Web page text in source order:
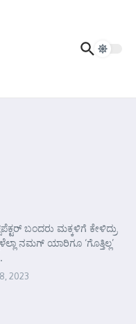
ಬಂದರು ಮಕ್ಕಳಿಗೆ ಕೇಳಿದ್ರು
ನಮಗ್ ಯಾರಿಗೂ ‘ಗೊತ್ತಿಲ್ಲ’
2023